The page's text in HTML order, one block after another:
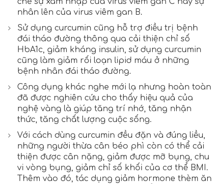
nhân lên của virus viêm gan B.
Sử dụng curcumin cũng hỗ trợ điều trị bệnh
đái tháo đường thông qua cải thiện chỉ số
HbA1c, giảm kháng insulin, sử dụng curcumin
cũng làm giảm rối loạn lipid máu ở những
bệnh nhân đái tháo đường.
Công dụng khác nghe mới lạ nhưng hoàn toàn
đã được nghiên cứu cho thấy hiệu quả của
nghệ vàng là giúp tăng trí nhớ, tăng nhận
thức, tăng chất lượng cuộc sống.
Với cách dùng curcumin đều đặn và đúng liều,
những người thừa cân béo phì còn có thể cải
thiện được cân nặng, giảm được mỡ bụng, chu
vi vòng bụng, giảm chỉ số khối của cơ thể BMI.
Thêm vào đó, tác dụng giảm hormone thèm ăn